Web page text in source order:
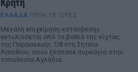
Κρήτη
ΕΛΛΆΔΑ ΠΡΙΝ 10 ΏΡΕΣ
Μεγάλη επιχείρηση κατάσβεσης
εκτυλίσσεται από τα βαθιά της νύχτας
της Παρασκευής 7/8 στη Σητεία
Λασιθίου, όπου ξέσπασε πυρκαγιά στην
τοποθεσία Αχλάδια.